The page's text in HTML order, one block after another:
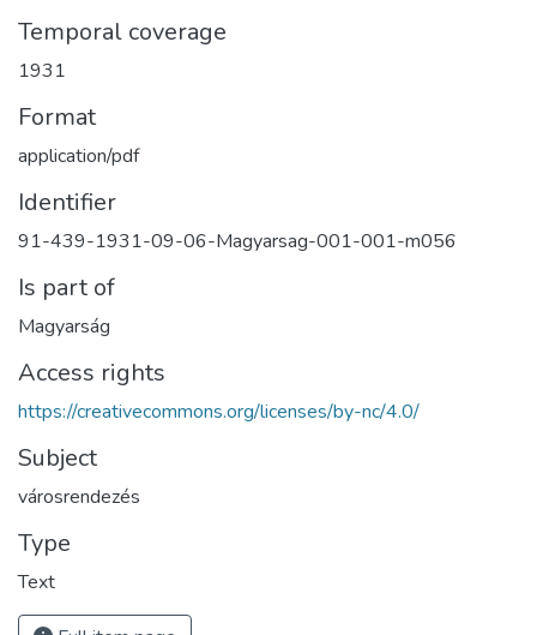
Temporal coverage
1931
Format
application/pdf
Identifier
91-439-1931-09-06-Magyarsag-001-001-m056
Is part of
Magyarság
Access rights
https://creativecommons.org/licenses/by-nc/4.0/
Subject
városrendezés
Type
Text